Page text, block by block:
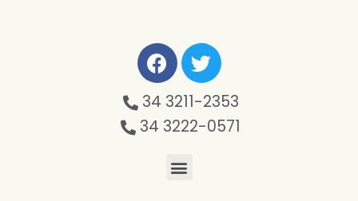
34 3211-2353
34 3222-0571